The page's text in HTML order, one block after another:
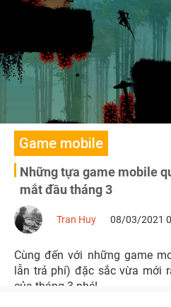
Game mobile
Những tựa game mobile
mắt đầu tháng 3
Tran Huy 08/03/2021
Cùng đến với những game
lẫn trả phí) đặc sắc vừa mới
của tháng 3 nhé!